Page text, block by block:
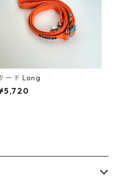
リード Long